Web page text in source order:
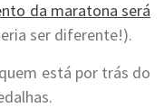
da maratona será
ser diferente!).
está por trás do